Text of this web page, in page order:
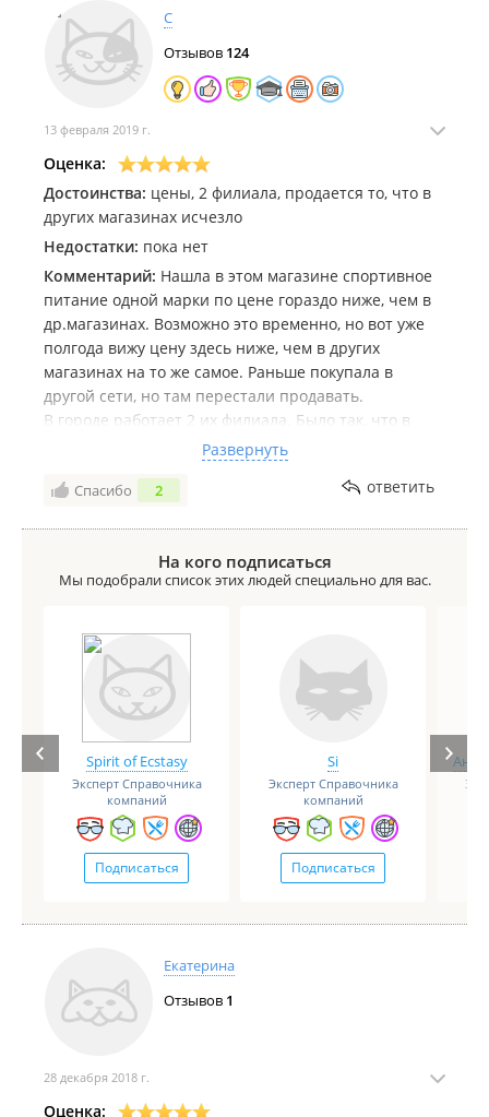
С
Отзывов 124
13 февраля 2019 г.
Оценка:
Достоинства: цены, 2 филиала, продается то, что в
других магазинах исчезло
Недостатки: пока нет
Комментарий: Нашла в этом магазине спортивное
питание одной марки по цене гораздо ниже, чем в
др.магазинах. Возможно это временно, но вот уже
полгода вижу цену здесь ниже, чем в других
магазинах на то же самое. Раньше покупала в
другой сети, но там перестали продавать.
В городе работает 2 их филиала. Было так, что в
наличии в SkyCity не было, тогда я ехала покупать в
Вообще магазины понравились - большие,
Развернуть
Спасибо 2 ответить
На кого подписаться
Мы подобрали список этих людей специально для вас.
Spirit of Ecstasy
Эксперт Справочника
компаний
Подписаться
Si
Эксперт Справочника
компаний
Подписаться
Екатерина
Отзывов 1
28 декабря 2018 г.
Оценка: